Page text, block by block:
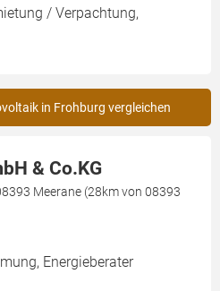
/ Verpachtung,
in Frohburg vergleichen
& Co.KG
Meerane (28km von 08393
Energieberater